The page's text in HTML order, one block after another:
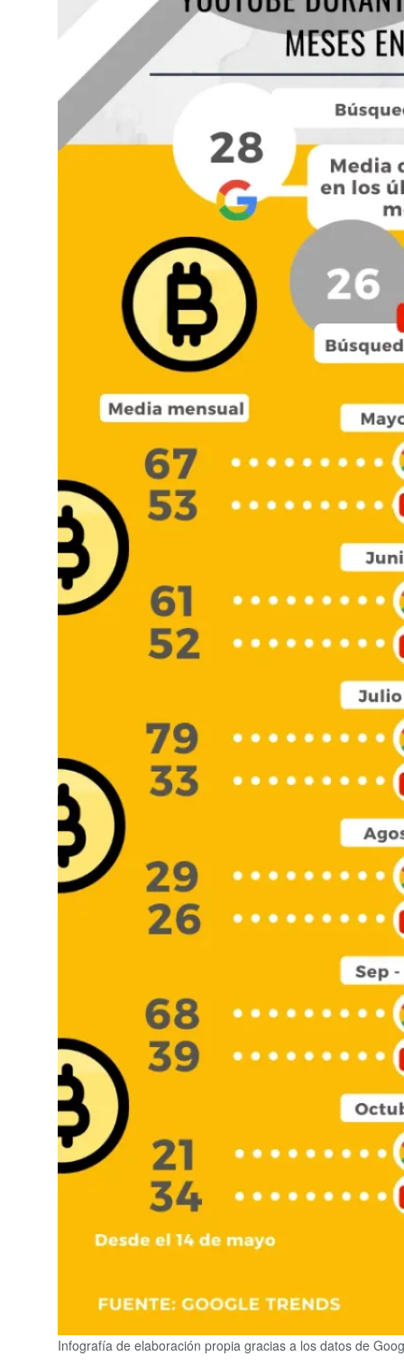
Infografía de elaboración propia gracias a los datos de